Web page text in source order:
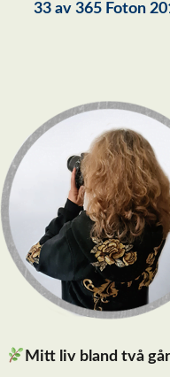
33 av 365 Foton
Mitt liv bland två